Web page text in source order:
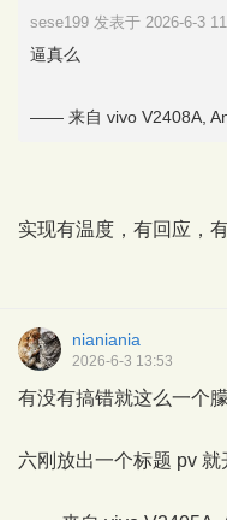
sese199 发表于 2026-6-3
逼真么
—— 来自 vivo V2408A,
实现有温度，有回应，
nianiania
2026-6-3 13:53
有没有搞错就这么一个
六刚放出一个标题 pv 就